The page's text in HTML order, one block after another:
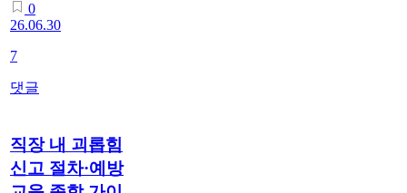
0
26.06.30
7
댓글
직장 내 괴롭힘
신고 절차·예방